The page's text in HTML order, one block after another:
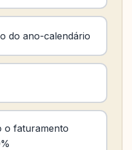
do ano-calendário
o faturamento